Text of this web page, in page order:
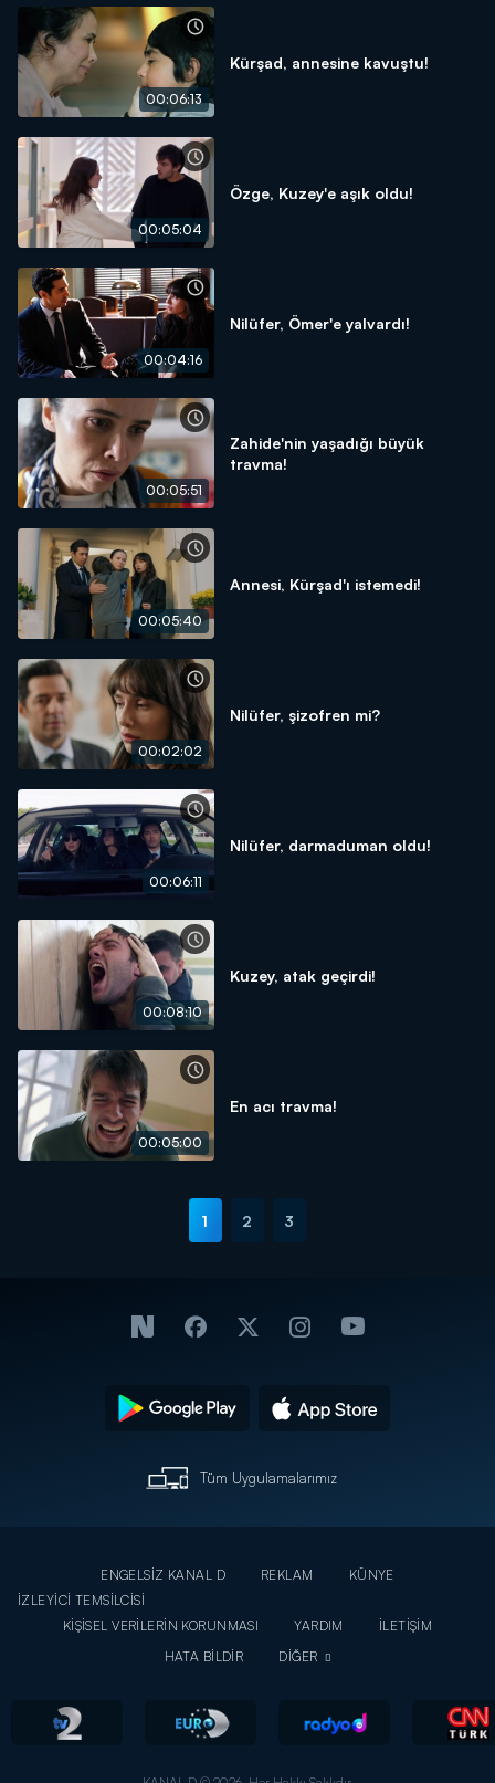
00:06:13
Kürşad, annesine kavuştu!
00:05:04
Özge, Kuzey'e aşık oldu!
00:04:16
Nilüfer, Ömer'e yalvardı!
00:05:51
Zahide'nin yaşadığı büyük
travma!
00:05:40
Annesi, Kürşad'ı istemedi!
00:02:02
Nilüfer, şizofren mi?
00:06:11
Nilüfer, darmaduman oldu!
00:08:10
Kuzey, atak geçirdi!
00:05:00
En acı travma!
1 2 3
Tüm Uygulamalarımız
ENGELSİZ KANAL D REKLAM
KÜNYE
İZLEYİCİ TEMSİLCİSİ
KİŞİSEL VERİLERİN KORUNMASI
YARDIM
İLETİŞİM
HATA BİLDİR
DİĞER